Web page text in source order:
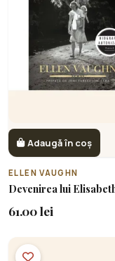
Adaugă în coș
ELLEN VAUGHN
Devenirea lui
61.00 lei